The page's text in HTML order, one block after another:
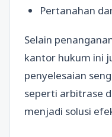
Pertanahan
Selain
kantor hukum ini
penyelesaian
seperti arbitrase
menjadi solusi